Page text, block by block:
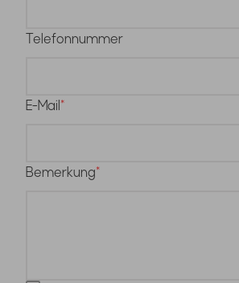
Telefonnummer
E-Mail
Bemerkung